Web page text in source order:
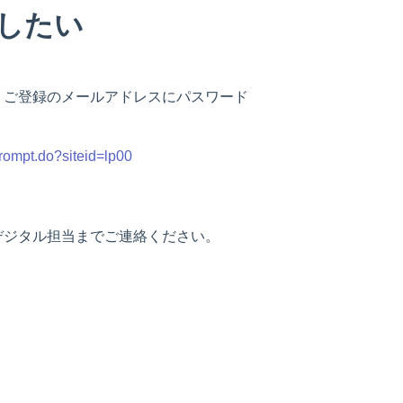
たい
登録のメールアドレスにパスワード
タル担当までご連絡ください。